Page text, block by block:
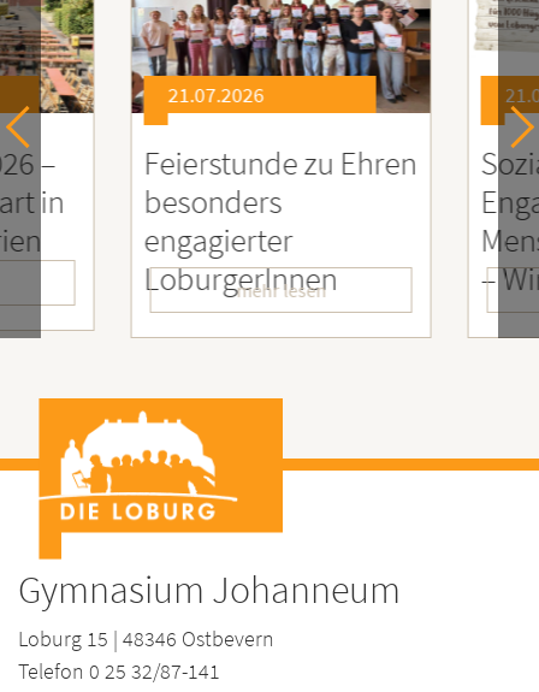
–
in
21.07.2026
Feierstunde zu Ehren
besonders
engagierter
LoburgerInnen
mehr lesen
–
Gymnasium Johanneum
Loburg 15 | 48346 Ostbevern
Telefon 0 25 32/87-141